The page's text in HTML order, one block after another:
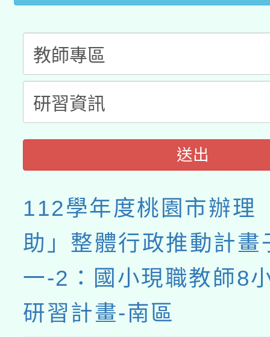
送出
112學年度桃園市辦理
助」整體行政推動計畫
一-2：國小現職教師8
研習計畫-南區